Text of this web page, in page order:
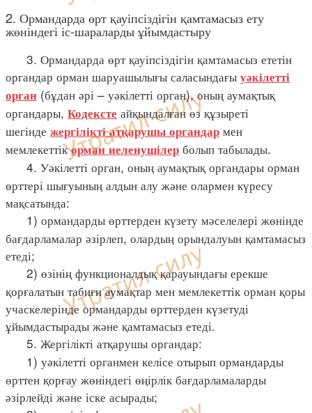
2. Ормандарда өрт қауіпсіздігін қамтамасыз ету
жөніндегі іс-шараларды ұйымдастыру
3. Ормандарда өрт қауіпсіздігін қамтамасыз ететін
органдар орман шаруашылығы саласындағы уәкілетті
орган (бұдан әрі – уәкілетті орган), оның аумақтық
органдары, Кодексте айқындалған өз құзыреті
шегінде жергілікті атқарушы органдар мен
мемлекеттікорман иеленушілер болып табылады.
4. Уәкілетті орган, оның аумақтық органдары орман
өрттері шығуының алдын алу және олармен күресу
мақсатында:
1) ормандарды өрттерден күзету мәселелері жөнінде
бағдарламалар әзірлеп, олардың орындалуын қамтамасыз
етеді;
2) өзінің функционалдық қарауындағы ерекше
қорғалатын табиғи аумақтар мен мемлекеттік орман қоры
учаскелерінде ормандарды өрттерден күзетуді
ұйымдастырады және қамтамасыз етеді.
5. Жергілікті атқарушы органдар:
1) уәкілетті органмен келісе отырып ормандарды
өрттен қорғау жөніндегі өңірлік бағдарламаларды
әзірлейді және іске асырады;